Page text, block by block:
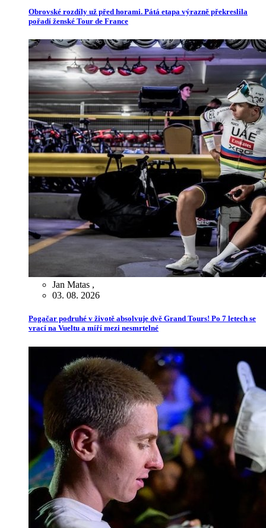
Obrovské rozdíly už před horami. Pátá etapa výrazně překreslila
pořadí ženské Tour de France
Jan Matas ,
03. 08. 2026
Pogačar podruhé v životě absolvuje dvě Grand Tours! Po 7 letech se
vrací na Vueltu a míří mezi nesmrtelné